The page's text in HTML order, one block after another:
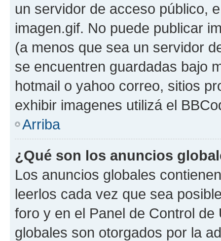
un servidor de acceso público,
imagen.gif. No puede publicar
(a menos que sea un servidor
se encuentren guardadas bajo
hotmail o yahoo correo, sitios
exhibir imagenes utilizá el
Arriba
¿Qué son los anuncios
Los anuncios globales
leerlos cada vez que sea
foro y en el Panel de Control
globales son otorgados por la